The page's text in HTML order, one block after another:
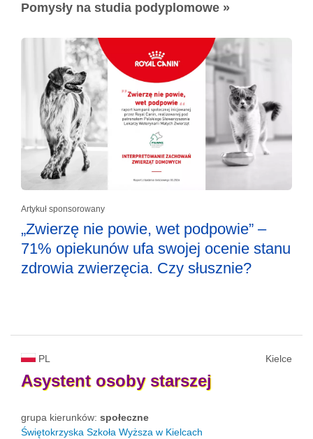
Pomysły na studia podyplomowe »
Artykuł sponsorowany
„Zwierzę nie powie, wet podpowie” –
71% opiekunów ufa swojej ocenie stanu
zdrowia zwierzęcia. Czy słusznie?
PL Kielce
Asystent osoby starszej
grupa kierunków: społeczne
Świętokrzyska Szkoła Wyższa w Kielcach